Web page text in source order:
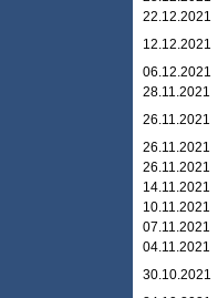
22.12.2021
12.12.2021
06.12.2021
28.11.2021
26.11.2021
26.11.2021
26.11.2021
14.11.2021
10.11.2021
07.11.2021
04.11.2021
30.10.2021